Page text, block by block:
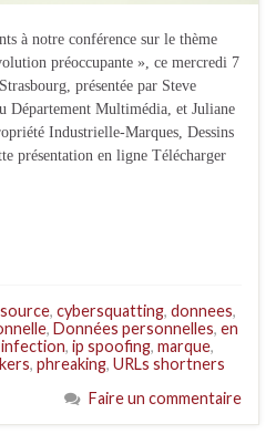
à notre conférence sur le thème
préoccupante », ce mercredi 7
présentée par Steve
Département Multimédia, et Juliane
Industrielle-Marques, Dessins
présentation en ligne Télécharger
, cybersquatting, donnees,
, Données personnelles, en
infection, ip spoofing, marque,
, phreaking, URLs shortners
Faire un commentaire